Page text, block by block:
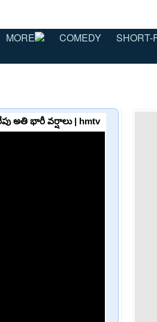
MORE COMEDY SHORT-
అతి భారీ వర్షాలు | hmtv